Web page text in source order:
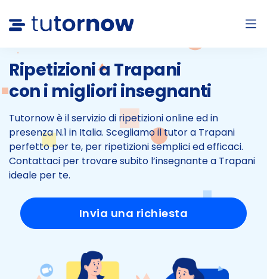
Ripetizioni a Trapani
con i migliori insegnanti
Tutornow è il servizio di ripetizioni online ed in
presenza N.1 in Italia. Scegliamo il tutor a Trapani
perfetto per te, per ripetizioni semplici ed efficaci.
Contattaci per trovare subito l’insegnante a Trapani
ideale per te.
Invia una richiesta